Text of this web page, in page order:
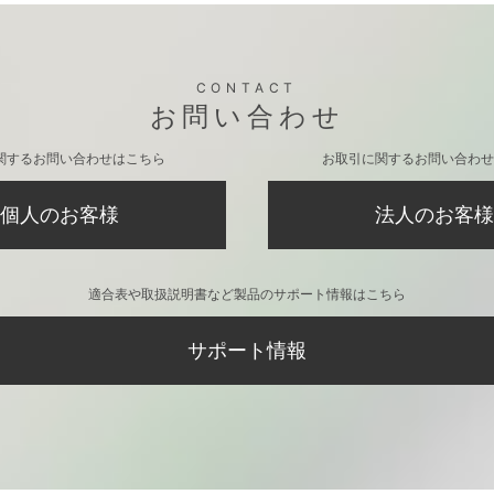
CONTACT
お問い合わせ
するお問い合わせはこちら
個人のお客様
お取引に関するお問い合わ
法人のお客様
適合表や取扱説明書など製品のサポート情報はこちら
サポート情報